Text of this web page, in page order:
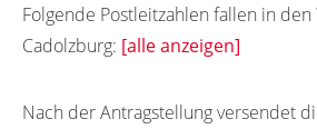
Folgende Postleitzahlen fallen in den
Cadolzburg: [alle anzeigen]
Nach der Antragstellung versendet